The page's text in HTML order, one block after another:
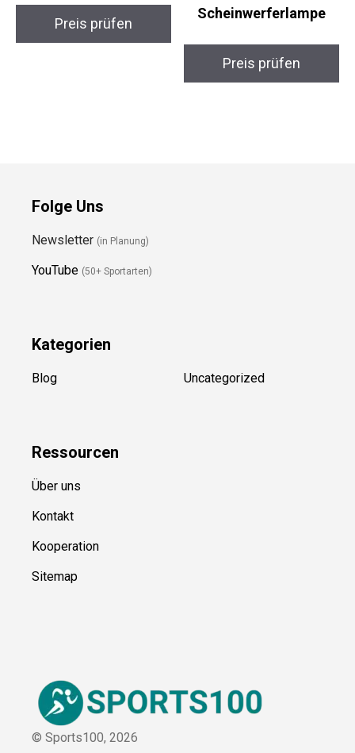
Newsletter
YouTube (50+ Sportarten)
Blog
Über uns
Kontakt
Kooperation
Sitemap
© Sports100,2026